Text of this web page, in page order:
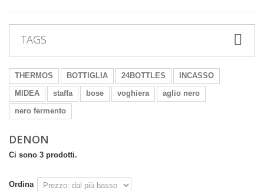
TAGS
THERMOS BOTTIGLIA 24BOTTLES
INCASSO
MIDEA
staffa bose voghiera
aglio nero
nero fermento
DENON
Ci sono 3 prodotti.
Ordina